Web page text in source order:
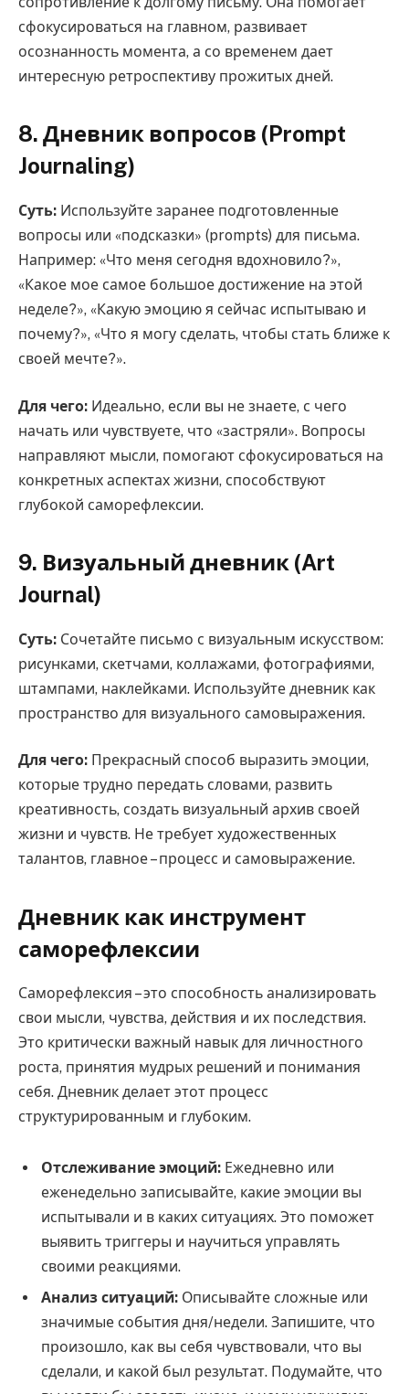
сфокусироваться на главном, развивает
осознанность момента, а со временем дает
интересную ретроспективу прожитых дней.
8. Дневник вопросов (Prompt
Journaling)
Суть: Используйте заранее подготовленные
вопросы или «подсказки» (prompts) для письма.
Например: «Что меня сегодня вдохновило?»,
«Какое мое самое большое достижение на этой
неделе?», «Какую эмоцию я сейчас испытываю и
почему?», «Что я могу сделать, чтобы стать ближе к
своей мечте?».
Для чего: Идеально, если вы не знаете, с чего
начать или чувствуете, что «застряли». Вопросы
направляют мысли, помогают сфокусироваться на
конкретных аспектах жизни, способствуют
глубокой саморефлексии.
9. Визуальный дневник (Art
Journal)
Суть: Сочетайте письмо с визуальным искусством:
рисунками, скетчами, коллажами, фотографиями,
штампами, наклейками. Используйте дневник как
пространство для визуального самовыражения.
Для чего: Прекрасный способ выразить эмоции,
которые трудно передать словами, развить
креативность, создать визуальный архив своей
жизни и чувств. Не требует художественных
талантов, главное – процесс и самовыражение.
Дневник как инструмент
саморефлексии
Саморефлексия – это способность анализировать
свои мысли, чувства, действия и их последствия.
Это критически важный навык для личностного
роста, принятия мудрых решений и понимания
себя. Дневник делает этот процесс
структурированным и глубоким.
Отслеживание эмоций: Ежедневно или
еженедельно записывайте, какие эмоции вы
испытывали и в каких ситуациях. Это поможет
выявить триггеры и научиться управлять
своими реакциями.
Анализ ситуаций: Описывайте сложные или
значимые события дня/недели. Запишите, что
произошло, как вы себя чувствовали, что вы
сделали, и какой был результат. Подумайте, что